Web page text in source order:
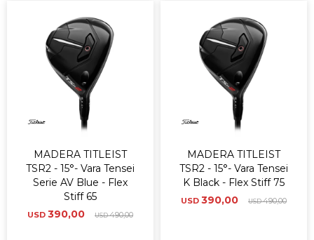
MADERA TITLEIST
TSR2 - 15°- Vara Tensei
Serie AV Blue - Flex
Stiff 65
USD 390,00 USD490,00
MADERA TITLEIST
TSR2 - 15°- Vara Tensei
K Black - Flex Stiff 75
USD 390,00 USD490,00